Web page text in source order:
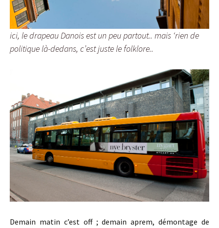
ici, le drapeau Danois est un peu partout.. mais ‘rien de
politique là-dedans, c’est juste le folklore..
Demain matin c’est off ; demain aprem, démontage de